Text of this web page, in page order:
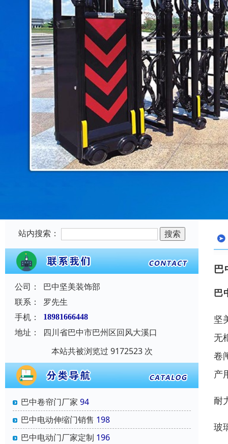
站内搜索：
公司：
巴中坚美装饰部
联系：
罗先生
手机：
18981666448
地址：
四川省巴中市巴州区回风大溪口
本站共被浏览过 9172523 次
巴中卷帘门厂家 94
巴中电动伸缩门销售 198
巴中电动门厂家定制 196
巴
巴
坚
无
卷
产
耐
玻